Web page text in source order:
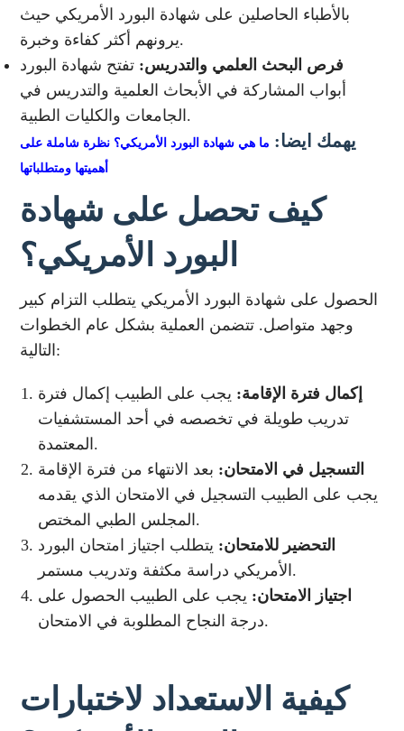
بالأطباء الحاصلين على شهادة البورد الأمريكي حيث
يرونهم أكثر كفاءة وخبرة.
فرص البحث العلمي والتدريس: تفتح شهادة البورد
أبواب المشاركة في الأبحاث العلمية والتدريس في
الجامعات والكليات الطبية.
يهمك ايضا: ما هي شهادة البورد الأمريكي؟ نظرة شاملة على
أهميتها ومتطلباتها
كيف تحصل على شهادة
البورد الأمريكي؟
الحصول على شهادة البورد الأمريكي يتطلب التزام كبير
وجهد متواصل. تتضمن العملية بشكل عام الخطوات
التالية:
إكمال فترة الإقامة: يجب على الطبيب إكمال فترة
تدريب طويلة في تخصصه في أحد المستشفيات
المعتمدة.
التسجيل في الامتحان: بعد الانتهاء من فترة الإقامة
يجب على الطبيب التسجيل في الامتحان الذي يقدمه
المجلس الطبي المختص.
التحضير للامتحان: يتطلب اجتياز امتحان البورد
الأمريكي دراسة مكثفة وتدريب مستمر.
اجتياز الامتحان: يجب على الطبيب الحصول على
درجة النجاح المطلوبة في الامتحان.
كيفية الاستعداد لاختبارات